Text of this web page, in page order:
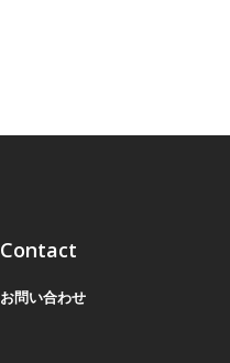
Contact
お問い合わせ